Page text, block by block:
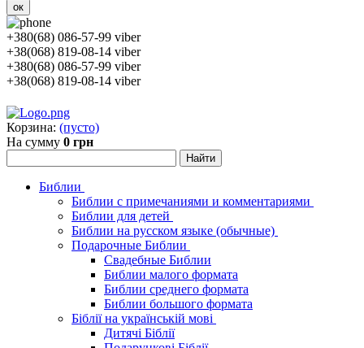
ок
+380(68) 086-57-99 viber
+38(068) 819-08-14 viber
+380(68) 086-57-99 viber
+38(068) 819-08-14 viber
Корзина: (пусто)
На сумму 0 грн
Библии
Библии с примечаниями и комментариями
Библии для детей
Библии на русском языке (обычные)
Подарочные Библии
Свадебные Библии
Библии малого формата
Библии среднего формата
Библии большого формата
Біблії на українській мові
Дитячі Біблії